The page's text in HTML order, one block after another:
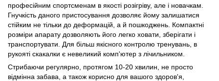
професійним спортсменам в якості розігріву, але і новачкам.
Гнучкість даного пристосування дозволяє йому залишатися
стійким не тільки до деформацій, а й пошкоджень. Компактні
розміри апарату дозволяють його легко ховати, зберігати і
транспортувати. Для більш якісного контролю тренувань, в
рукояті скакалки є невеликий комп'ютер з лічильником.
Стрибаючи регулярно, протягом 10-20 хвилин, не просто
відмінна забава, а також корисно для вашого здоров'я,